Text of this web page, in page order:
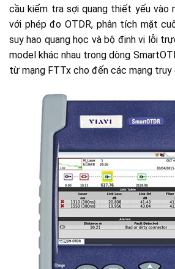
cầu kiểm tra sợi quang thiết yếu vào
với phép đo OTDR, phân tích mặt
suy hao quang học và bộ định vị lỗi
model khác nhau trong dòng
từ mạng FTTx cho đến các mạng